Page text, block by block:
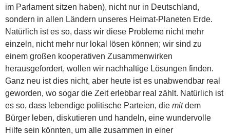
im Parlament sitzen haben), nicht nur in Deutschland,
sondern in allen Ländern unseres Heimat-Planeten Erde.
Natürlich ist es so, dass wir diese Probleme nicht mehr
einzeln, nicht mehr nur lokal lösen können; wir sind zu
einem großen kooperativen Zusammenwirken
herausgefordert, wollen wir nachhaltige Lösungen finden.
Ganz neu ist dies nicht, aber heute ist es unabwendbar real
geworden, wo sogar die Zeit erlebbar real zählt. Natürlich ist
es so, dass lebendige politische Parteien, die mitdem
Bürger leben, diskutieren und handeln, eine wundervolle
Hilfe sein könnten, um alle zusammen in einer